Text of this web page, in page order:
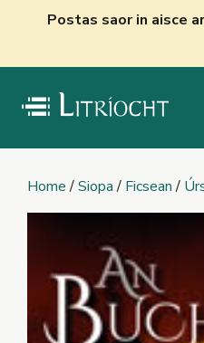
Postas saor in aisce
Home/Siopa/ Ficsean/